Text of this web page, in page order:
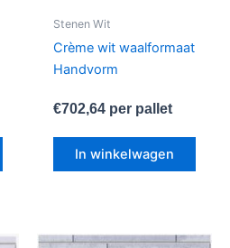
Stenen Wit
Crème wit waalformaat
Handvorm
€702,64per pallet
In winkelwagen